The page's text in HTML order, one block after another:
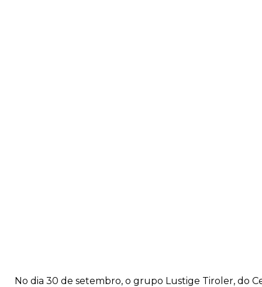
No dia 30 de setembro, o grupo Lustige Tiroler, do